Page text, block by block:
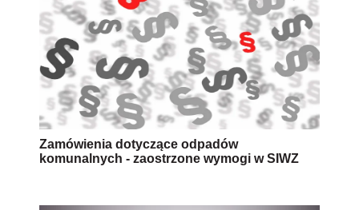
Zamówienia dotyczące odpadów
komunalnych - zaostrzone wymogi w SIWZ